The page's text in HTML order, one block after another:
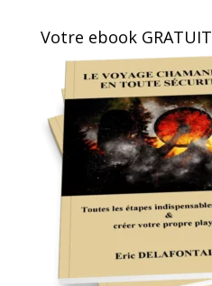
Votre ebook GRATUIT